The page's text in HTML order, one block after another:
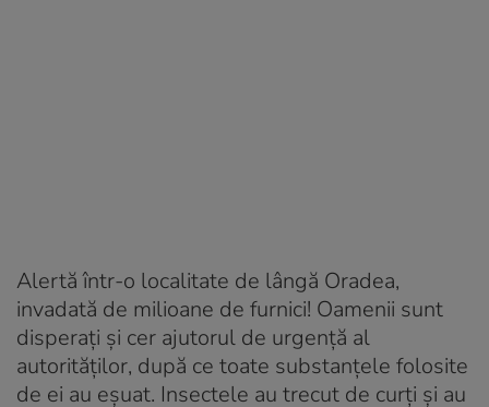
Alertă într-o localitate de lângă Oradea,
invadată de milioane de furnici! Oamenii sunt
disperați și cer ajutorul de urgență al
autorităților, după ce toate substanțele folosite
de ei au eșuat. Insectele au trecut de curți și au